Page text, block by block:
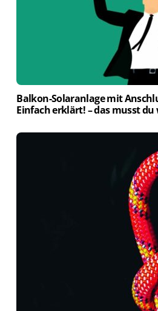
Balkon-Solaranlage mit
Einfach erklärt! – das musst du